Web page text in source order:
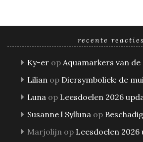
recente reacties
Ky-er op Aquamarkers van
Lilian op Diersymboliek: de
Luna op Leesdoelen 2026
Susanne l Sylluna op
Marjolijn op Leesdoelen